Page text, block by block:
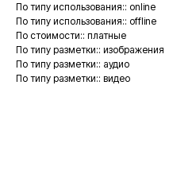
По типу использования:: online
По типу использования:: offline
По стоимости:: платные
По типу разметки:: изображения
По типу разметки:: аудио
По типу разметки:: видео